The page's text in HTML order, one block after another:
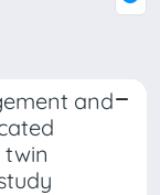
and